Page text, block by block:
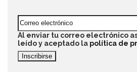
Al enviar tu correo electrónico
leído y aceptado la política de